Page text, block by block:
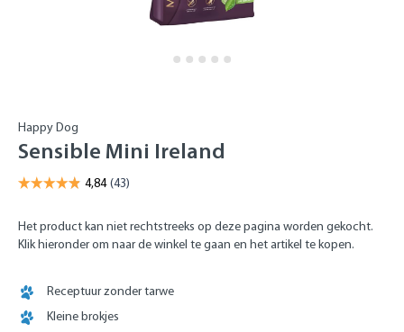
Happy Dog
Sensible Mini Ireland
Het product kan niet rechtstreeks op deze pagina worden gekocht.
Klik hieronder om naar de winkel te gaan en het artikel te kopen.
Receptuur zonder tarwe
Kleine brokjes